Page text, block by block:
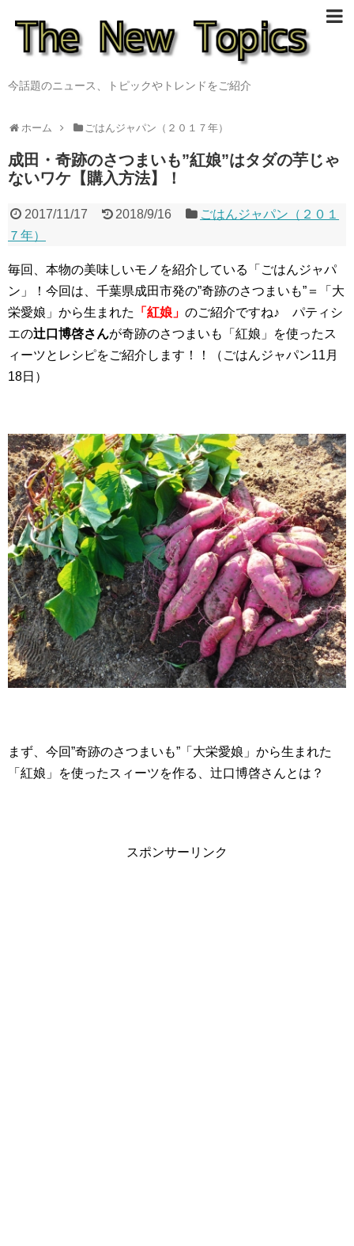
今話題のニュース、トピックやトレンドをご紹介
ホーム ごはんジャパン（２０１７年）
成田・奇跡のさつまいも”紅娘”はタダの芋じゃ
ないワケ【購入方法】！
2017/11/17 2018/9/16
ごはんジャパン（２０１
７年）
毎回、本物の美味しいモノを紹介している「ごはんジャパ
ン」！今回は、千葉県成田市発の”奇跡のさつまいも”＝
「大
栄愛娘」から生まれた
「紅娘」 のご紹介ですね♪ パティシ
エの辻口博啓さんが奇跡のさつまいも「紅娘」を使ったス
ィーツとレシピをご紹介します！！（ごはんジャパン11月
18日）
まず、今回”奇跡のさつまいも”「大栄愛娘」から生まれた
「紅娘」を使ったスィーツを作る、辻口博啓さんとは？
スポンサーリンク